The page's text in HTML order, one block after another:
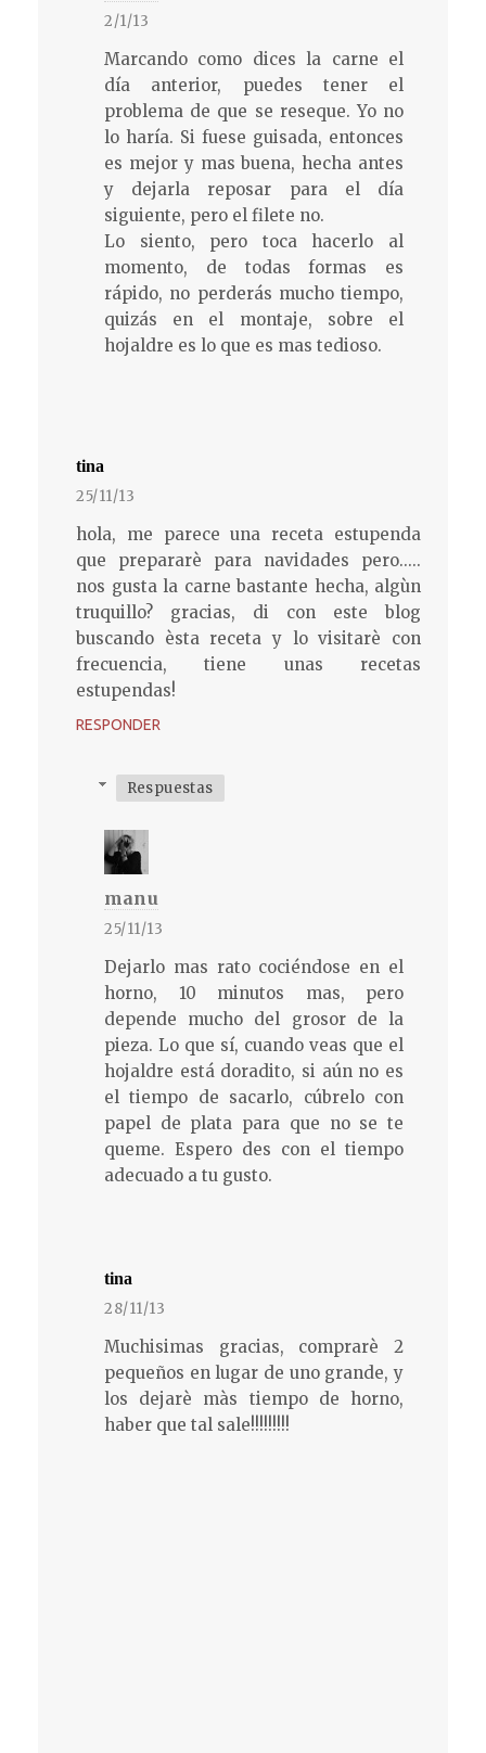
2/1/13
Marcando como dices la carne el
día anterior, puedes tener el
problema de que se reseque. Yo no
lo haría. Si fuese guisada, entonces
es mejor y mas buena, hecha antes
y dejarla reposar para el día
siguiente, pero el filete no.
Lo siento, pero toca hacerlo al
momento, de todas formas es
rápido, no perderás mucho tiempo,
quizás en el montaje, sobre el
hojaldre es lo que es mas tedioso.
tina
25/11/13
hola, me parece una receta estupenda
que prepararè para navidades pero.....
nos gusta la carne bastante hecha, algùn
truquillo? gracias, di con este blog
buscando èsta receta y lo visitarè con
frecuencia, tiene unas recetas
estupendas!
RESPONDER
Respuestas
manu
25/11/13
Dejarlo mas rato cociéndose en el
horno, 10 minutos mas, pero
depende mucho del grosor de la
pieza. Lo que sí, cuando veas que el
hojaldre está doradito, si aún no es
el tiempo de sacarlo, cúbrelo con
papel de plata para que no se te
queme. Espero des con el tiempo
adecuado a tu gusto.
tina
28/11/13
Muchisimas gracias, comprarè 2
pequeños en lugar de uno grande, y
los dejarè màs tiempo de horno,
haber que tal sale!!!!!!!!!